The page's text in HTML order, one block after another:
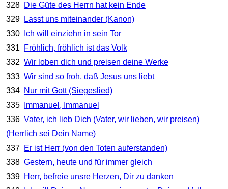
328 Die Güte des Herrn hat kein Ende
329
Lasst uns miteinander (Kanon)
330
Ich will einziehn in sein Tor
331
Fröhlich, fröhlich ist das Volk
332 Wir loben dich und preisen deine Werke
333 Wir sind so froh, daß Jesus uns liebt
334 Nur mit Gott (Siegeslied)
335
Immanuel, Immanuel
336 Vater, ich lieb Dich (Vater, wir lieben, wir preisen)
(Herrlich sei Dein Name)
337 Er ist Herr (von den Toten auferstanden)
338 Gestern, heute und für immer gleich
339 Herr, befreie unsre Herzen, Dir zu danken